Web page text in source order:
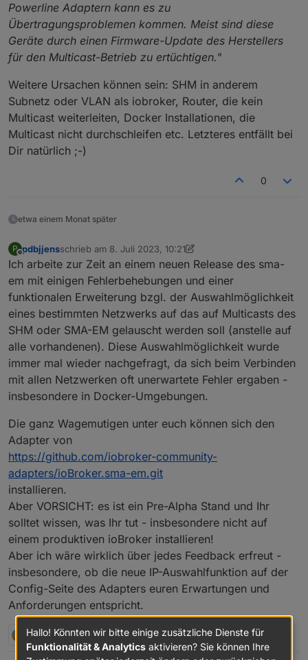
Powerline Adaptern kann es zu
Übertragungsproblemen kommen. Meist sind diese
Geräte durch einen Firmware-Update des Herstellers
für den Multicast-Betrieb zu ertüchtigen."
Weitere Ursachen können sein: SHM in anderem
Subnetz oder VLAN als iobroker, Router, die kein
Multicast weiterleiten, Docker Installationen, die
Multicast nicht durchschleifen etc. Letzteres entfällt bei
Dir natürlich ;-)
0
etwa einem Monat später
P
Offline
pdbjjensschrieb am 8. Juli 2023, 10:21
zuletzt editiert von pdbjjens7. Aug. 2023, 18:59
Ich arbeite zur Zeit an einem neuen Release des sma-
em mit einigen Fehlerbehebungen und einer
funktionalen Erweiterung bzgl. der Auswahlmöglichkeit
eines bestimmten Netzwerks auf das auf Multicasts des
SHM oder SMA-EM gelauscht werden soll (anstelle auf
alle vorhandenen). Diese Auswahlmöglichkeit wurde
immer mal wieder nachgefragt, da sich beim Verbinden
mit allen Netzwerken oft unerwartete Fehler ergaben -
insbesondere in Docker-Umgebungen.
Die ganz Wagemutigen unter euch können sich den
Adapter von
https://github.com/iobroker-community-
adapters/ioBroker.sma-em.git
installieren.
Aber VORSICHT: es ist ein Pre-Alpha Stand und Ihr
solltet wissen, was Ihr tut - insbesondere nicht auf
einem produktiven ioBroker installieren!
Aber ich wäre wirklich über jedes Feedback erfreut -
insbesondere, ob die neue IP-Auswahlfunktion auf der
Config-Seite des Adapters euren Erwartungen und
Anforderungen entspricht.
T 2 Antworten 2
Hallo! Könnten wir bitte einige zusätzliche Dienste für
Funktionalität & Analytics aktivieren? Sie können Ihre